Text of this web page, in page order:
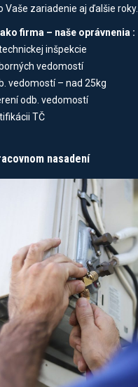
Vaše zariadenie aj ďalšie roky.
firma – naše oprávnenia :
inšpekcie
vedomostí
vedomostí – nad 25kg
odb. vedomostí
TČ
nasadení